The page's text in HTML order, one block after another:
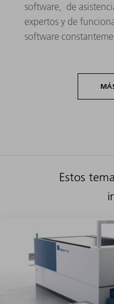
software, de
expertos y de
software
Estos